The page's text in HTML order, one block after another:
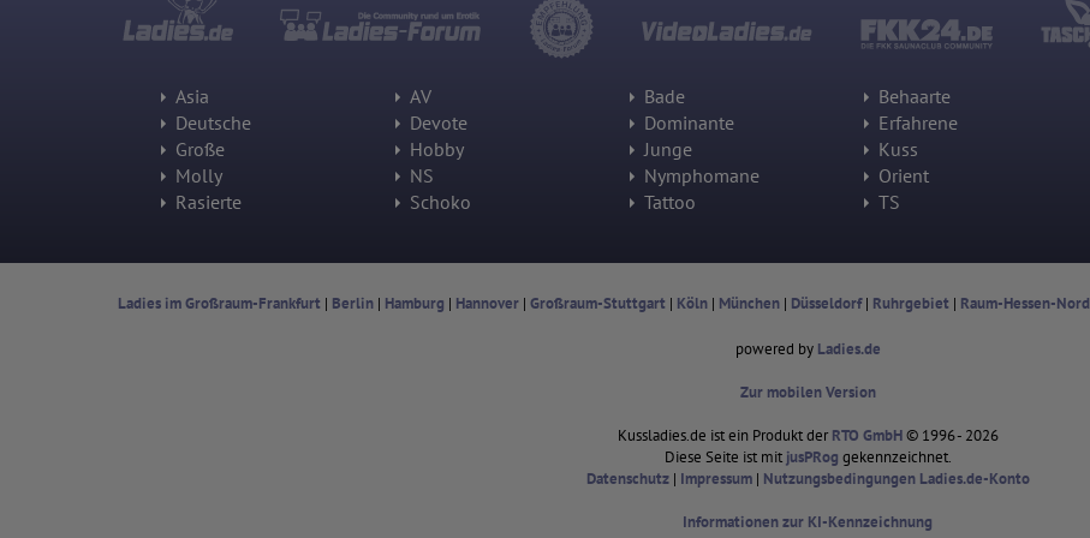
oder hat er sie komplett verlassen?
Wie lange blieb der Besucher?
Europäische Union & USA
Wir nutzen Hotjar als Webanalysedient. Es wird verwendet, um Daten
über das Benutzerverhalten zu sammeln. Hotjar kann auch im
Rahmen von Umfragen und Feedbackfunktionen, die auf unserer
Hotjar Limited, Malta
Datum und Uhrzeit des Besuchs
Geografischer Standort
Mausbewegungen
Besuchte Seiten
Referrer URL
Bildschirmauflösung
Eindeutige Gerätekennung
Sprachinformationen
Asia AV Bade Behaarte
Deutsche
Devote Dominante Erfahrene
Große
Hobby Junge Kuss
Molly
NS Nymphomane Orient
Rasierte
Schoko Tattoo TS
Ladies im Großraum-Frankfurt | Berlin| Hamburg | Hannover| Großraum-Stuttgart | Köln| München| Düsseldorf| Ruhrgebiet | Raum-Hessen-Nord
powered by Ladies.de
Zur mobilen Version
Kussladies.de ist ein Produkt der RTO GmbH© 1996 - 2026
Diese Seite ist mit jusPRog gekennzeichnet.
Datenschutz| Impressum| Nutzungsbedingungen Ladies.de-Konto
Informationen zur KI-Kennzeichnung